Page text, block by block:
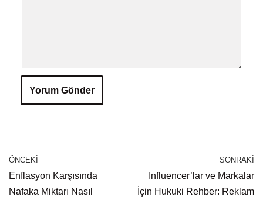
ÖNCEKI
Enflasyon Karşısında
Nafaka Miktarı Nasıl
SONRAKI
Influencer’lar ve Markalar
İçin Hukuki Rehber: Reklam